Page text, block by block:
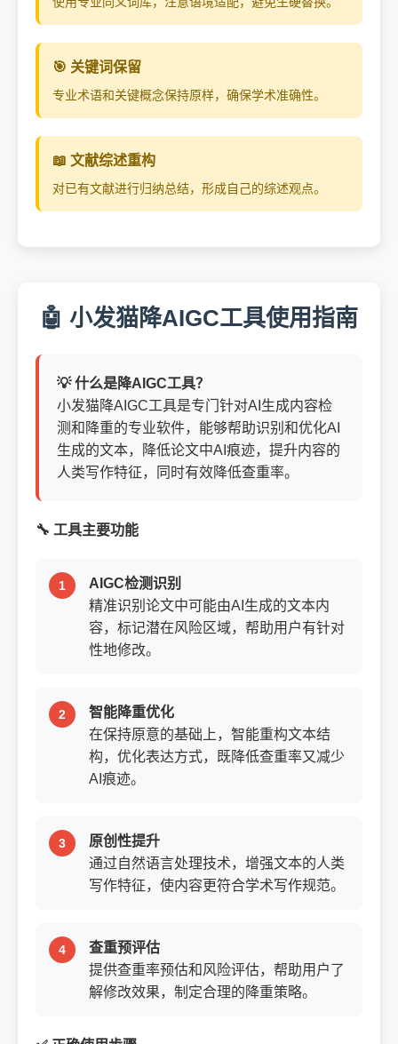
🎯 关键词保留
专业术语和关键概念保持原样，确保学术准确性。
📖 文献综述重构
对已有文献进行归纳总结，形成自己的综述观点。
🤖 小发猫降AIGC工具使用指南
💡 什么是降AIGC工具？
小发猫降AIGC工具是专门针对AI生成内容检
测和降重的专业软件，能够帮助识别和优化AI
生成的文本，降低论文中AI痕迹，提升内容的
人类写作特征，同时有效降低查重率。
🔧 工具主要功能
AIGC检测识别
精准识别论文中可能由AI生成的文本内
容，标记潜在风险区域，帮助用户有针对
性地修改。
智能降重优化
在保持原意的基础上，智能重构文本结
构，优化表达方式，既降低查重率又减少
AI痕迹。
原创性提升
通过自然语言处理技术，增强文本的人类
写作特征，使内容更符合学术写作规范。
查重预评估
提供查重率预估和风险评估，帮助用户了
解修改效果，制定合理的降重策略。